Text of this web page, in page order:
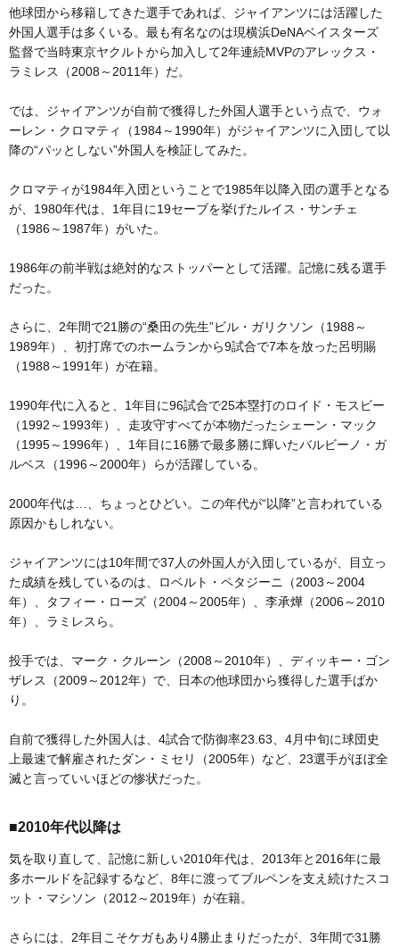
他球団から移籍してきた選手であれば、ジャイアンツには活躍した
外国人選手は多くいる。最も有名なのは現横浜DeNAベイスターズ
監督で当時東京ヤクルトから加入して2年連続MVPのアレックス・
ラミレス（2008～2011年）だ。
では、ジャイアンツが自前で獲得した外国人選手という点で、ウォ
ーレン・クロマティ（1984～1990年）がジャイアンツに入団して以
降の“パッとしない”外国人を検証してみた。
クロマティが1984年入団ということで1985年以降入団の選手となる
が、1980年代は、1年目に19セーブを挙げたルイス・サンチェ
（1986～1987年）がいた。
1986年の前半戦は絶対的なストッパーとして活躍。記憶に残る選手
だった。
さらに、2年間で21勝の“桑田の先生”ビル・ガリクソン（1988～
1989年）、初打席でのホームランから9試合で7本を放った呂明賜
（1988～1991年）が在籍。
1990年代に入ると、1年目に96試合で25本塁打のロイド・モスビー
（1992～1993年）、走攻守すべてが本物だったシェーン・マック
（1995～1996年）、1年目に16勝で最多勝に輝いたバルビーノ・ガ
ルベス（1996～2000年）らが活躍している。
2000年代は…、ちょっとひどい。この年代が“以降”と言われている
原因かもしれない。
ジャイアンツには10年間で37人の外国人が入団しているが、目立っ
た成績を残しているのは、ロベルト・ペタジーニ（2003～2004
年）、タフィー・ローズ（2004～2005年）、李承燁（2006～2010
年）、ラミレスら。
投手では、マーク・クルーン（2008～2010年）、ディッキー・ゴン
ザレス（2009～2012年）で、日本の他球団から獲得した選手ばか
り。
自前で獲得した外国人は、4試合で防御率23.63、4月中旬に球団史
上最速で解雇されたダン・ミセリ（2005年）など、23選手がほぼ全
滅と言っていいほどの惨状だった。
■2010年代以降は
気を取り直して、記憶に新しい2010年代は、2013年と2016年に最
多ホールドを記録するなど、8年に渡ってブルペンを支え続けたスコ
ット・マシソン（2012～2019年）が在籍。
さらには、2年目こそケガもあり4勝止まりだったが、3年間で31勝